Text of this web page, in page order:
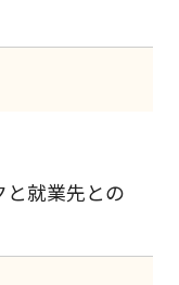
就業先との